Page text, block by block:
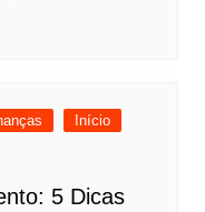
Início
5 Dicas